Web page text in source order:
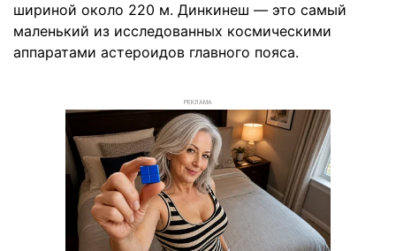
шириной около 220 м. Динкинеш — это самый
маленький из исследованных космическими
аппаратами астероидов главного пояса.
РЕКЛАМА